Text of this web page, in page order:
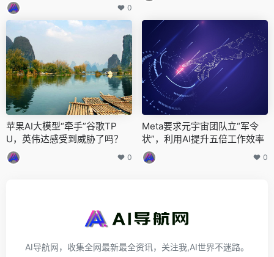
0
苹果AI大模型“牵手”谷歌TP
U，英伟达感受到威胁了吗？
0
Meta要求元宇宙团队立“军令
状”，利用AI提升五倍工作效率
0
AI导航网，收集全网最新最全资讯，关注我,AI世界不迷路。